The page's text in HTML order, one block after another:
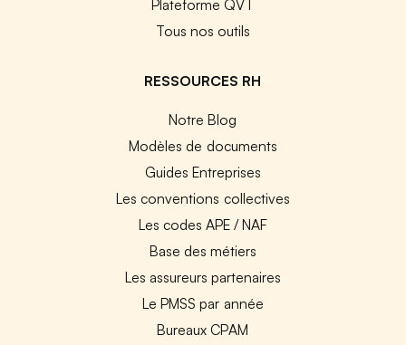
Plateforme QVT
Tous nos outils
RESSOURCES RH
Notre Blog
Modèles de documents
Guides Entreprises
Les conventions collectives
Les codes APE / NAF
Base des métiers
Les assureurs partenaires
Le PMSS par année
Bureaux CPAM